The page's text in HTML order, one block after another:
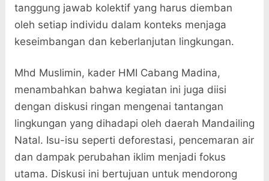
tanggung jawab kolektif yang harus diemban
oleh setiap individu dalam konteks menjaga
keseimbangan dan keberlanjutan lingkungan.
Mhd Muslimin, kader HMI Cabang Madina,
menambahkan bahwa kegiatan ini juga diisi
dengan diskusi ringan mengenai tantangan
lingkungan yang dihadapi oleh daerah Mandailing
Natal. Isu-isu seperti deforestasi, pencemaran air
dan dampak perubahan iklim menjadi fokus
utama. Diskusi ini bertujuan untuk mendorong